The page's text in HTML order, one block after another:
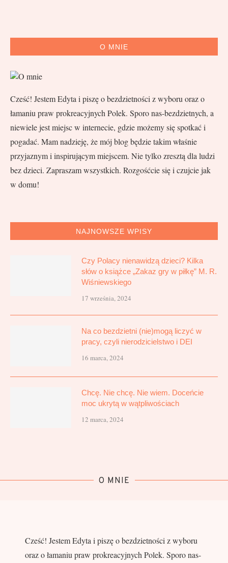
O MNIE
Cześć! Jestem Edyta i piszę o bezdzietności z wyboru oraz o
łamaniu praw prokreacyjnych Polek. Sporo nas-bezdzietnych, a
niewiele jest miejsc w internecie, gdzie możemy się spotkać i
pogadać. Mam nadzieję, że mój blog będzie takim właśnie
przyjaznym i inspirującym miejscem. Nie tylko zresztą dla ludzi
bez dzieci. Zapraszam wszystkich. Rozgośćcie się i czujcie jak
w domu!
NAJNOWSZE WPISY
Czy Polacy nienawidzą dzieci? Kilka
słów o książce „Zakaz gry w piłkę” M. R.
Wiśniewskiego
17 września, 2024
Na co bezdzietni (nie)mogą liczyć w
pracy, czyli nierodzicielstwo i DEI
16 marca, 2024
Chcę. Nie chcę. Nie wiem. Doceńcie
moc ukrytą w wątpliwościach
12 marca, 2024
O MNIE
Cześć! Jestem Edyta i piszę o bezdzietności z wyboru
oraz o łamaniu praw prokreacyjnych Polek. Sporo nas-